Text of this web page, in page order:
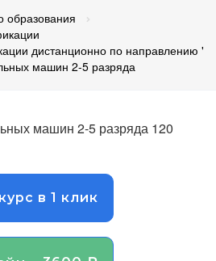
образования
дистанционно по направлению
машин 2-5 разряда
машин 2-5 разряда 120
в 1 клик